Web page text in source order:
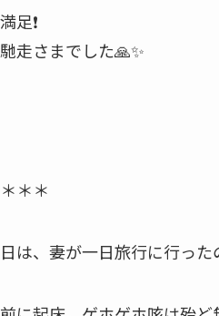
足❗
走さまでした🙏✨
＊＊
は、妻が一日旅行に行った